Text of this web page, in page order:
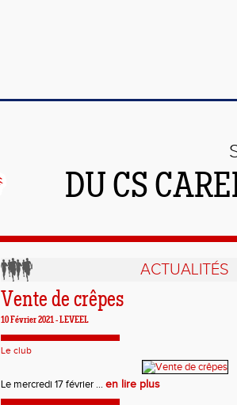
DU CS
ACTUALITÉS
Vente de crêpes
10 Février 2021 -LEVEEL
Le club
Le mercredi 17 février ... en lire plus